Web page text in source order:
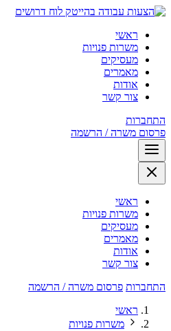
לוח דרושים
ראשי
משרות פנויות
מעסיקים
מאמרים
אודות
צור קשר
התחברות
פרסום משרה / הרשמה
ראשי
משרות פנויות
מעסיקים
מאמרים
אודות
צור קשר
התחברות פרסום משרה / הרשמה
ראשי
משרות פנויות